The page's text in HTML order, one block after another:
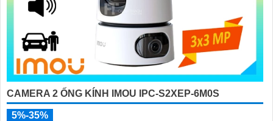
CAMERA 2 ỐNG KÍNH IMOU IPC-S2XEP-6M0S
5%-35%